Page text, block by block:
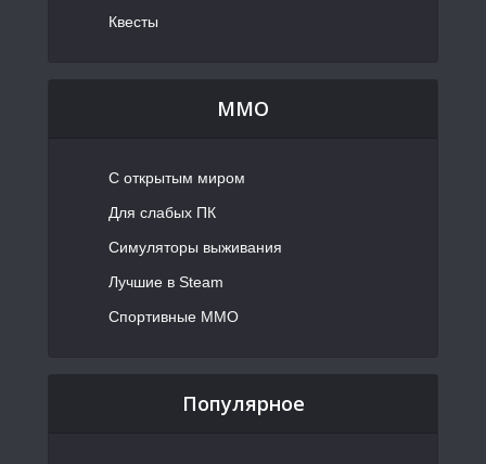
Квесты
MMO
С открытым миром
Для слабых ПК
Симуляторы выживания
Лучшие в Steam
Спортивные MMO
Популярное